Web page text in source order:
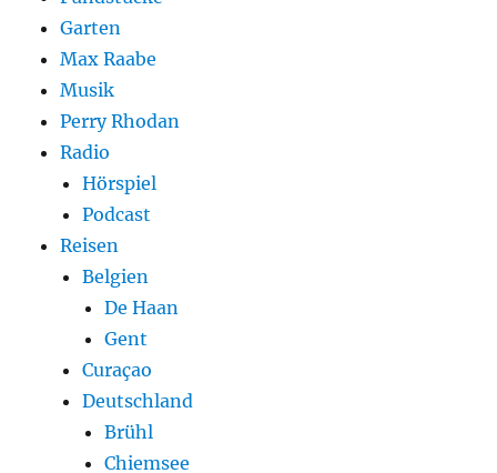
Garten
Max Raabe
Musik
Perry Rhodan
Radio
Hörspiel
Podcast
Reisen
Belgien
De Haan
Gent
Curaçao
Deutschland
Brühl
Chiemsee